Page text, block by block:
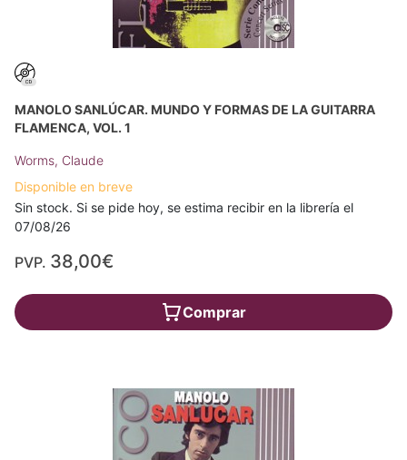
MANOLO SANLÚCAR. MUNDO Y FORMAS DE LA GUITARRA
FLAMENCA, VOL. 1
Worms, Claude
Disponible en breve
Sin stock. Si se pide hoy, se estima recibir en la librería el
07/08/26
PVP. 38,00€
Comprar